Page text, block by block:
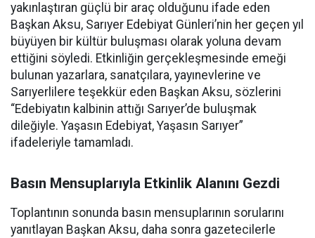
yakınlaştıran güçlü bir araç olduğunu ifade eden
Başkan Aksu, Sarıyer Edebiyat Günleri’nin her geçen yıl
büyüyen bir kültür buluşması olarak yoluna devam
ettiğini söyledi. Etkinliğin gerçekleşmesinde emeği
bulunan yazarlara, sanatçılara, yayınevlerine ve
Sarıyerlilere teşekkür eden Başkan Aksu, sözlerini
“Edebiyatın kalbinin attığı Sarıyer’de buluşmak
dileğiyle. Yaşasın Edebiyat, Yaşasın Sarıyer”
ifadeleriyle tamamladı.
Basın Mensuplarıyla Etkinlik Alanını Gezdi
Toplantının sonunda basın mensuplarının sorularını
yanıtlayan Başkan Aksu, daha sonra gazetecilerle